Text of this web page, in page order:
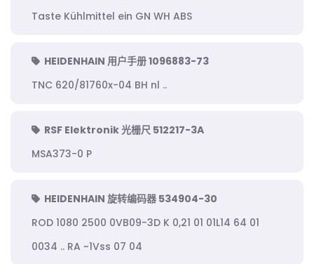
Taste Kühlmittel ein GN WH ABS
HEIDENHAIN 用户手册 1096883-73
TNC 620/81760x-04 BH nl ..
RSF Elektronik 光栅尺 512217-3A
MSA373-0 P
HEIDENHAIN 旋转编码器 534904-30
ROD 1080 2500 0VB09-3D K 0,21 01 01L14 64 01
0034 .. RA ~1Vss 07 04